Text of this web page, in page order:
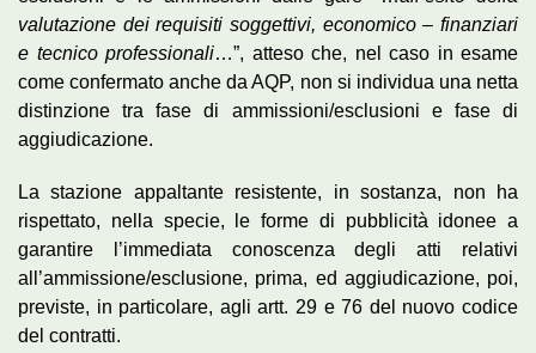
valutazione dei requisiti soggettivi, economico – finanziari
e tecnico professionali…”, atteso che, nel caso in esame
come confermato anche da AQP, non si individua una netta
distinzione tra fase di ammissioni/esclusioni e fase di
aggiudicazione.
La stazione appaltante resistente, in sostanza, non ha
rispettato, nella specie, le forme di pubblicità idonee a
garantire l’immediata conoscenza degli atti relativi
all’ammissione/esclusione, prima, ed aggiudicazione, poi,
previste, in particolare, agli artt. 29 e 76 del nuovo codice
del contratti.